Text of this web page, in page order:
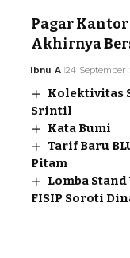
Pagar
Akhirnya
Ibnu A 24 September
Kolektivitas
Srintil
Kata Bumi
Tarif Baru
Pitam
Lomba
FISIP Soroti